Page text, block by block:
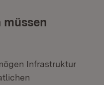
Infrastruktur